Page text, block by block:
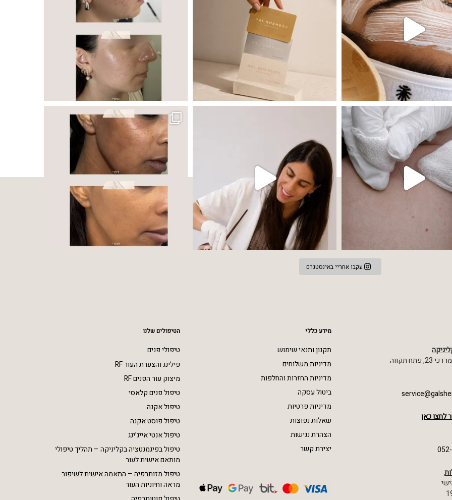
שהעור פשוט צריך לעצור רגע, לנשום ולהתאזן תהליך אחד שיכול לעשות הבדל גדול במראה ובאיכות העור
עקבו אחריי באינסטגרם
תקווה
לחצו כאן
מידע כללי
תקנון ותנאי שימוש
מדיניות משלוחים
מדיניות החזרות והחלפות
ביטול עסקה
מדיניות פרטיות
שאלות נפוצות
הצהרת נגישות
יצירת קשר
הטיפולים שלנו
טיפולי פנים
פילינג והצערת העור RF
מיצוק עור הפנים RF
טיפול פנים קלאסי
טיפול אקנה
טיפול פוסט אקנה
טיפול אנטי אייג’ינג
טיפול בפיגמנטציה בקליניקה – תהליך טיפולי
מותאם אישית לעור
טיפול מזותרפיה – התאמה אישית לשיפור
מראה וחיוניות העור